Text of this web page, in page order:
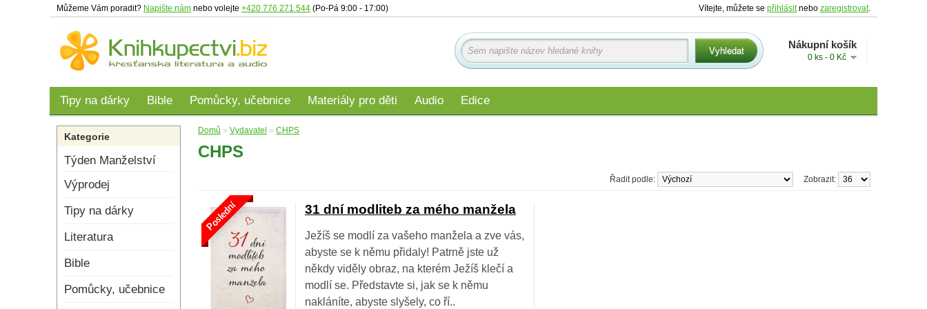
Můžeme Vám poradit? Napište nám nebo volejte +420 776 271 544 (Po-Pá 9:00 - 17:00) Vítejte, můžete se přihlásitnebo zaregistrovat.
Nákupní košík
0 ks - 0 Kč
Tipy na dárky Bible Pomůcky, učebnice Materiály pro děti Audio Edice
Kategorie
Týden Manželství
Výprodej
Tipy na dárky
Literatura
Bible
Pomůcky, učebnice
Domů » Vydavatel » CHPS
CHPS
Zobrazit:
Řadit podle:
Poslední 31 dní modliteb za mého manžela
Ježíš se modlí za vašeho manžela a zve vás,
abyste se k němu přidaly! Patrně jste už
někdy viděly obraz, na kterém Ježíš klečí a
modlí se. Představte si, jak se k němu
nakláníte, abyste slyšely, co ří..